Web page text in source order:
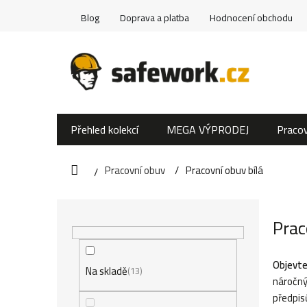
Blog Doprava a platba Hodnocení obchodu
Přehled kolekcí MEGA VÝPRODEJ
DomůPracovní obuv Pracovní obuv bílá
Na skladě 13